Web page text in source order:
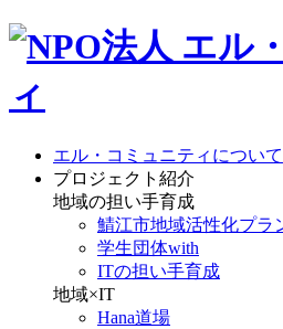
エル・コミュニティについて
プロジェクト紹介
地域の担い手育成
鯖江市地域活性化プラ
学生団体with
ITの担い手育成
地域×IT
Hana道場